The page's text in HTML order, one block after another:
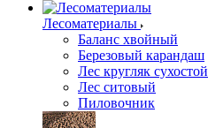
Лесоматериалы
Баланс хвойный
Березовый карандаш
Лес кругляк сухостой
Лес ситовый
Пиловочник